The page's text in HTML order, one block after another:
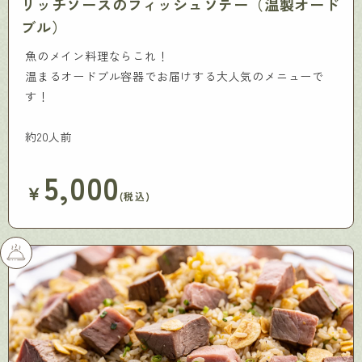
ブル）
魚のメイン料理ならこれ！
温まるオードブル容器でお届けする大人気のメニューで
す！
約20人前
￥5,000(税込)